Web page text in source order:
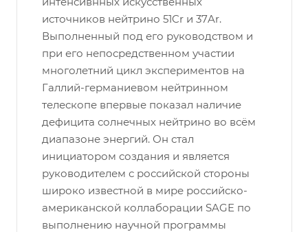
источников нейтрино 51Cr и 37Ar.
Выполненный под его руководством и
при его непосредственном участии
многолетний цикл экспериментов на
Галлий-германиевом нейтринном
телескопе впервые показал наличие
дефицита солнечных нейтрино во всём
диапазоне энергий. Он стал
инициатором создания и является
руководителем с российской стороны
широко известной в мире российско-
американской коллаборации SAGE по
выполнению научной программы